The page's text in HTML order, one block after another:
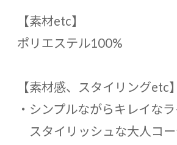
【素材etc】
ポリエステル100%
【素材感、スタイリングetc】
・シンプルながらキレイな
スタイリッシュな大人コ